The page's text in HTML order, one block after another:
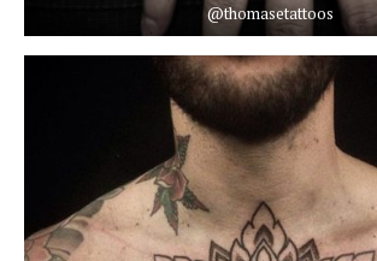
@thomasetattoos